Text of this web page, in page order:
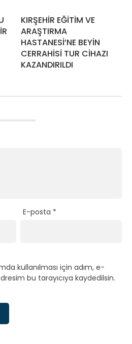
KIRŞEHİR EĞİTİM VE
ARAŞTIRMA
HASTANESİ’NE BEYİN
CERRAHİSİ TUR CİHAZI
KAZANDIRILDI
E-posta *
kullanılması için adım, e-
bu tarayıcıya kaydedilsin.